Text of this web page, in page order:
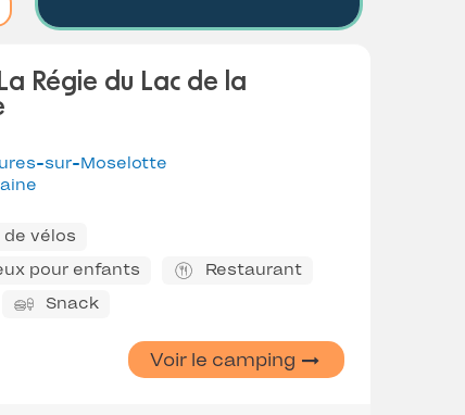
Régie du Lac de la
sur-Moselotte
vélos
pour enfants
Restaurant
Snack
Voir le camping